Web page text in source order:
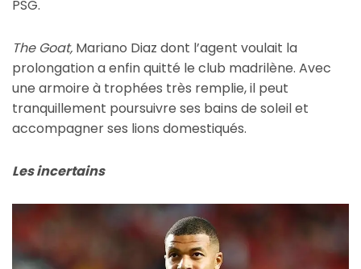
PSG.
The Goat, Mariano Diaz dont l’agent voulait la
prolongation a enfin quitté le club madrilène. Avec
une armoire à trophées très remplie, il peut
tranquillement poursuivre ses bains de soleil et
accompagner ses lions domestiqués.
Les incertains